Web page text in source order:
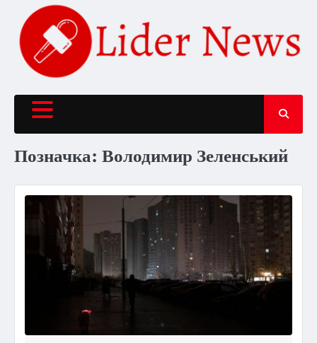
Перейти
вмісту
Позначка: Володимир Зеленський